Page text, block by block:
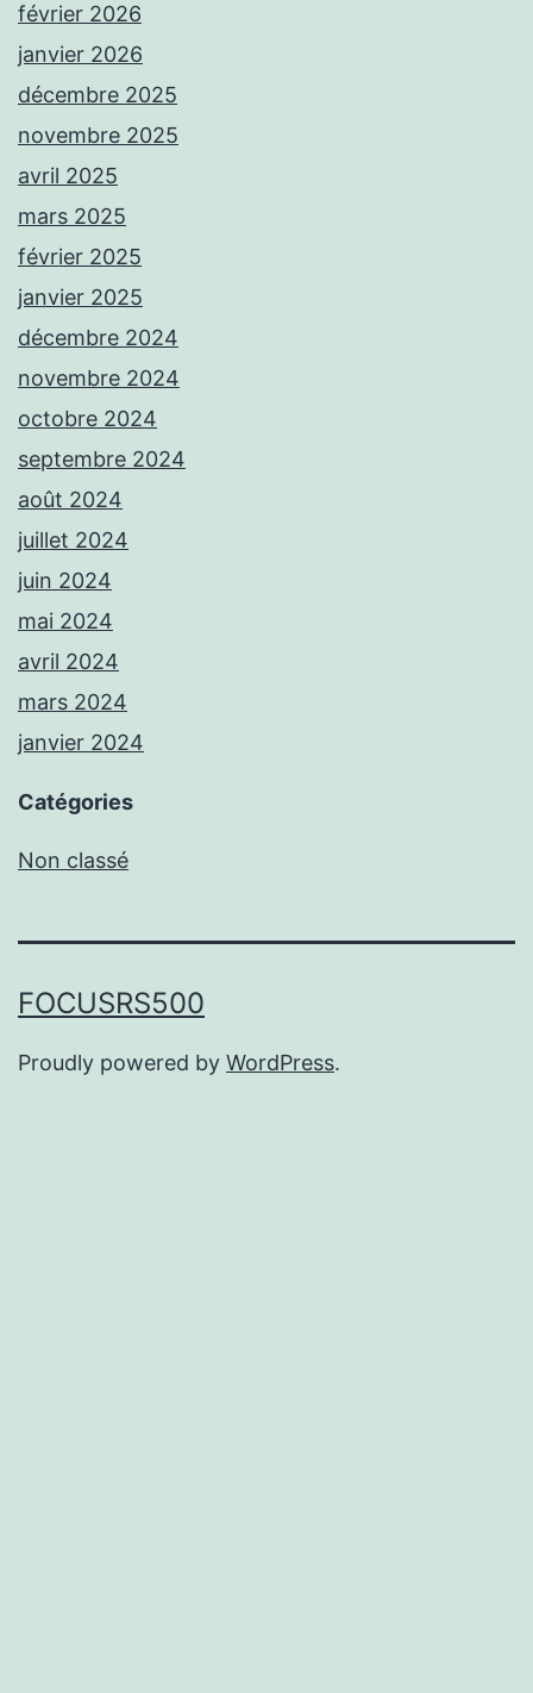
février 2026
janvier 2026
décembre 2025
novembre 2025
avril 2025
mars 2025
février 2025
janvier 2025
décembre 2024
novembre 2024
octobre 2024
septembre 2024
août 2024
juillet 2024
juin 2024
mai 2024
avril 2024
mars 2024
janvier 2024
Catégories
Non classé
FOCUSRS500
Proudly powered by WordPress.